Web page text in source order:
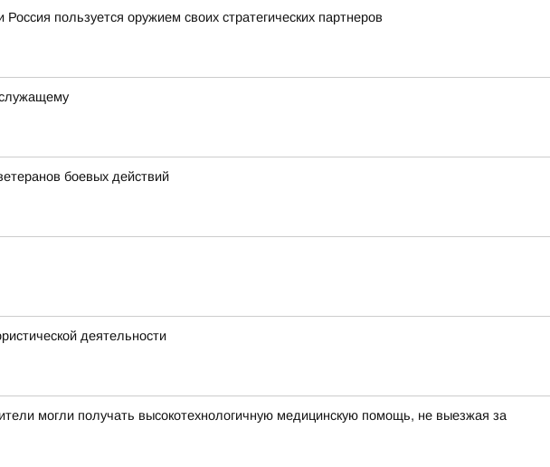
пользуется оружием своих стратегических партнеров
боевых действий
деятельности
могли получать высокотехнологичную медицинскую помощь, не выезжая за